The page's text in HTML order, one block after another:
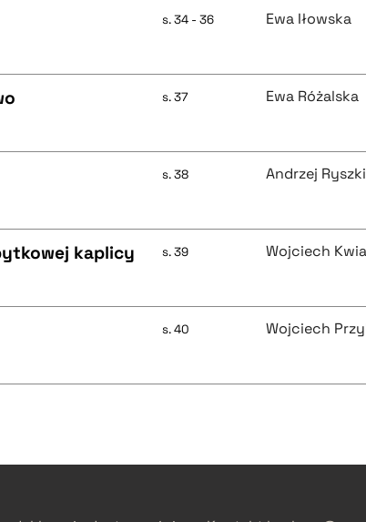
s. 34 - 36 Ewa Iłowska
s. 37 Ewa Różalska
s. 38 Andrzej
kaplicy
s. 39 Wojciech
s. 40 Wojciech